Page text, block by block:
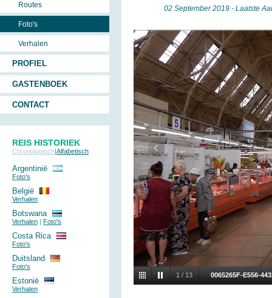
02 September 2019 - Laatste
1 / 13 0065265F-E556-
Routes
Foto's
Verhalen
PROFIEL
GASTENBOEK
CONTACT
REIS HISTORIEK
Chronologisch|Alfabetisch
Argentinië
Foto's
België
Verhalen
Botswana
Verhalen | Foto's
Costa Rica
Foto's
Duitsland
Foto's
Estonië
Verhalen